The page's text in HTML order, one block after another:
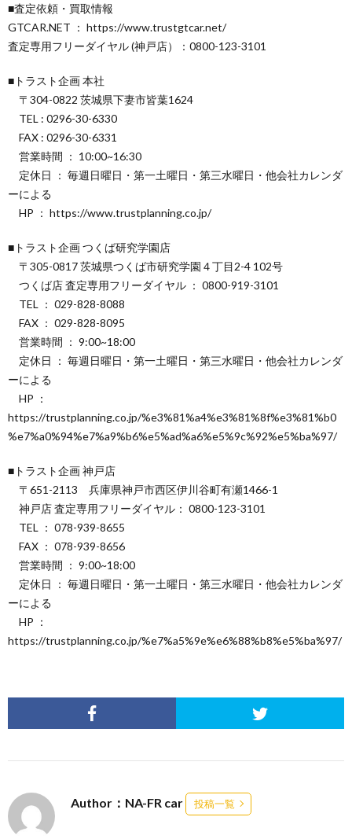
■査定依頼・買取情報
GTCAR.NET ： https://www.trustgtcar.net/
査定専用フリーダイヤル (神戸店）：0800-123-3101
■トラスト企画 本社
〒304-0822 茨城県下妻市皆葉1624
TEL : 0296-30-6330
FAX : 0296-30-6331
営業時間 ： 10:00~16:30
定休日 ： 毎週日曜日・第一土曜日・第三水曜日・他会社カレンダ
ーによる
HP ： https://www.trustplanning.co.jp/
■トラスト企画 つくば研究学園店
〒305-0817 茨城県つくば市研究学園４丁目2-4 102号
つくば店 査定専用フリーダイヤル ： 0800-919-3101
TEL ： 029-828-8088
FAX ： 029-828-8095
営業時間 ： 9:00~18:00
定休日 ： 毎週日曜日・第一土曜日・第三水曜日・他会社カレンダ
ーによる
HP ：
https://trustplanning.co.jp/%e3%81%a4%e3%81%8f%e3%81%b0
%e7%a0%94%e7%a9%b6%e5%ad%a6%e5%9c%92%e5%ba%97/
■トラスト企画 神戸店
〒651-2113 兵庫県神戸市西区伊川谷町有瀬1466-1
神戸店 査定専用フリーダイヤル： 0800-123-3101
TEL ： 078-939-8655
FAX ： 078-939-8656
営業時間 ： 9:00~18:00
定休日 ： 毎週日曜日・第一土曜日・第三水曜日・他会社カレンダ
ーによる
HP ：
https://trustplanning.co.jp/%e7%a5%9e%e6%88%b8%e5%ba%97/
Author：NA-FR car 投稿一覧